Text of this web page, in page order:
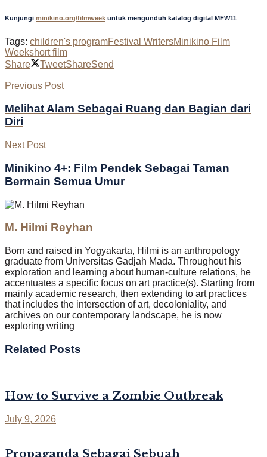
Kunjungi minikino.org/filmweek untuk mengunduh katalog digital MFW11
Tags: children's programFestival WritersMinikino Film
Weekshort film
Share
TweetShareSend
Previous Post
Melihat Alam Sebagai Ruang dan Bagian dari
Diri
Next Post
Minikino 4+: Film Pendek Sebagai Taman
Bermain Semua Umur
M. Hilmi Reyhan
Born and raised in Yogyakarta, Hilmi is an anthropology
graduate from Universitas Gadjah Mada. Throughout his
exploration and learning about human-culture relations, he
accentuates a specific focus on art practice(s). Starting from
mainly academic research, then extending to art practices
that includes the intersection of art, decoloniality, and
archives on our contemporary landscape, he is now
exploring writing
Related Posts
How to Survive a Zombie Outbreak
July 9, 2026
Propaganda Sebagai Sebuah